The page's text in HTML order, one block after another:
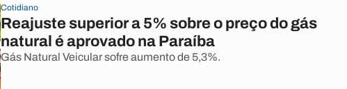
Cotidiano
Reajuste superior a 5% sobre o preço do gás
natural é aprovado na Paraíba
Gás Natural Veicular sofre aumento de 5,3%.